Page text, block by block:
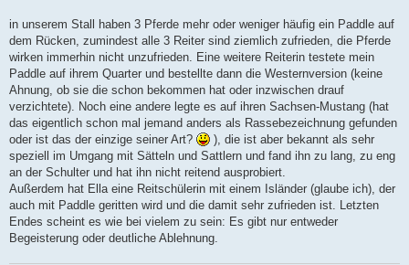
in unserem Stall haben 3 Pferde mehr oder weniger häufig ein Paddle auf
dem Rücken, zumindest alle 3 Reiter sind ziemlich zufrieden, die Pferde
wirken immerhin nicht unzufrieden. Eine weitere Reiterin testete mein
Paddle auf ihrem Quarter und bestellte dann die Westernversion (keine
Ahnung, ob sie die schon bekommen hat oder inzwischen drauf
verzichtete). Noch eine andere legte es auf ihren Sachsen-Mustang (hat
das eigentlich schon mal jemand anders als Rassebezeichnung gefunden
oder ist das der einzige seiner Art?
), die ist aber bekannt als sehr
speziell im Umgang mit Sätteln und Sattlern und fand ihn zu lang, zu eng
an der Schulter und hat ihn nicht reitend ausprobiert.
Außerdem hat Ella eine Reitschülerin mit einem Isländer (glaube ich), der
auch mit Paddle geritten wird und die damit sehr zufrieden ist. Letzten
Endes scheint es wie bei vielem zu sein: Es gibt nur entweder
Begeisterung oder deutliche Ablehnung.